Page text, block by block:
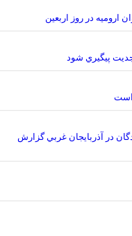
ارومیه در روز اربعین
پيگيري شود
در آذربايجان غربي گزارش